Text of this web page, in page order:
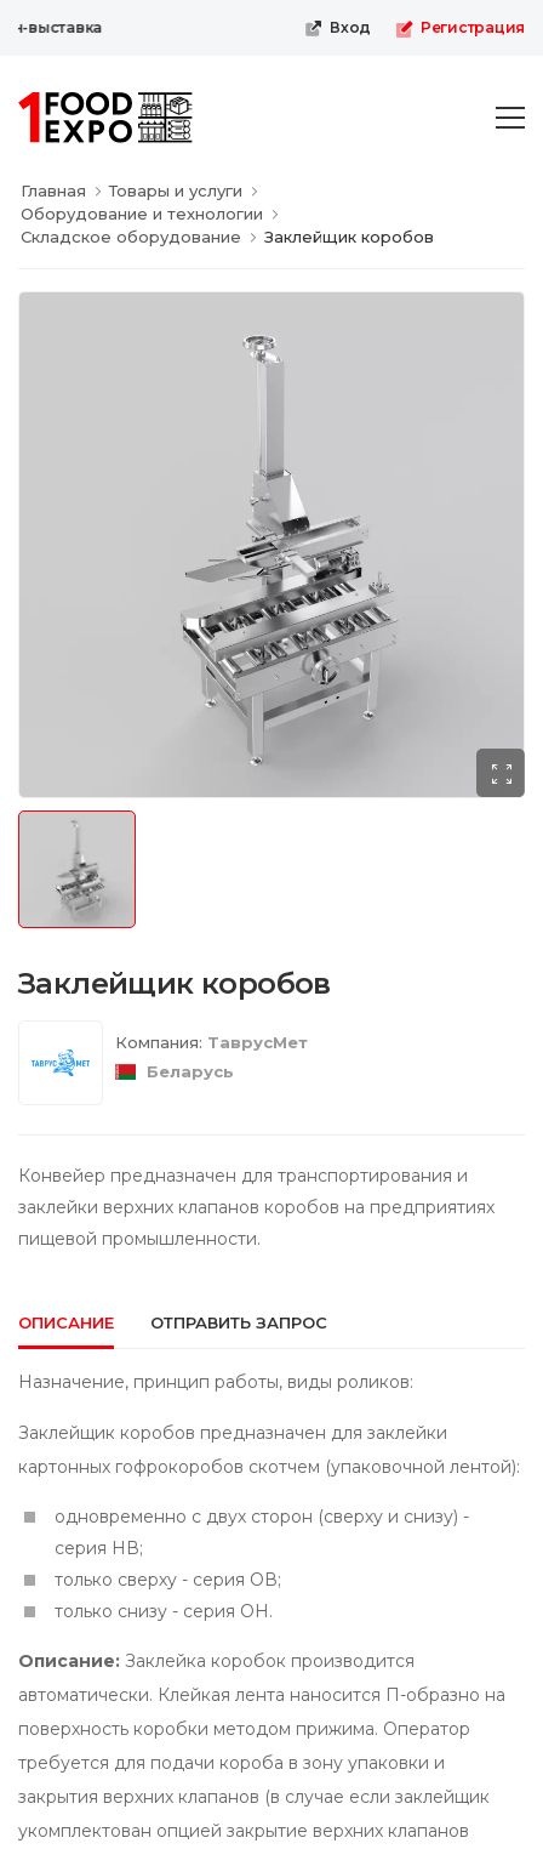
выставка Вход Регистрация
Главная
Товары и услуги
Оборудование и технологии
Складское оборудование
Заклейщик коробов
Заклейщик коробов
Компания: ТаврусМет
Беларусь
Конвейер предназначен для транспортирования и
заклейки верхних клапанов коробов на предприятиях
пищевой промышленности.
ОПИСАНИЕ ОТПРАВИТЬ ЗАПРОС
Назначение, принцип работы, виды роликов:
Заклейщик коробов предназначен для заклейки
картонных гофрокоробов скотчем (упаковочной лентой):
одновременно с двух сторон (сверху и снизу) -
серия НВ;
только сверху - серия OВ;
только снизу - серия OН.
Описание: Заклейка коробок производится
автоматически. Клейкая лента наносится П-образно на
поверхность коробки методом прижима. Оператор
требуется для подачи короба в зону упаковки и
закрытия верхних клапанов (в случае если заклейщик
укомплектован опцией закрытие верхних клапанов